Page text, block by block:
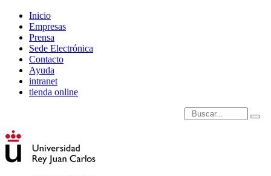
Inicio
Empresas
Prensa
Sede Electrónica
Contacto
Ayuda
intranet
tienda online
Introduce términos de